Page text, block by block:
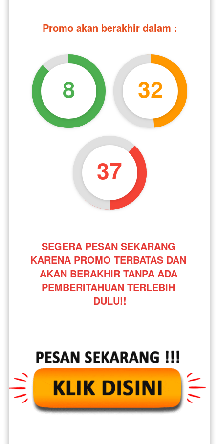
Promo akan berakhir dalam :
8 32
36
SEGERA PESAN SEKARANG
KARENA PROMO TERBATAS DAN
AKAN BERAKHIR TANPA ADA
PEMBERITAHUAN TERLEBIH
DULU!!